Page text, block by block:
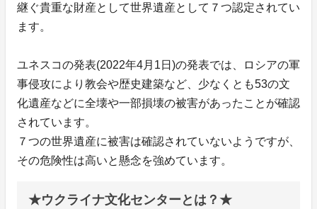
継ぐ貴重な財産として世界遺産として７つ認定されてい
ます。
ユネスコの発表(2022年4月1日)の発表では、ロシアの軍
事侵攻により教会や歴史建築など、少なくとも53の文
化遺産などに全壊や一部損壊の被害があったことが確認
されています。
７つの世界遺産に被害は確認されていないようですが、
その危険性は高いと懸念を強めています。
★ウクライナ文化センターとは？★